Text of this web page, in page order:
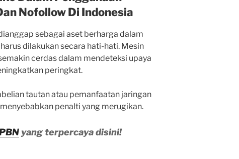
Nofollow Di Indonesia
sebagai aset berharga dalam
dilakukan secara hati-hati. Mesin
cerdas dalam mendeteksi upaya
peringkat.
tautan atau pemanfaatan jaringan
penalti yang merugikan.
yang terpercaya disini!